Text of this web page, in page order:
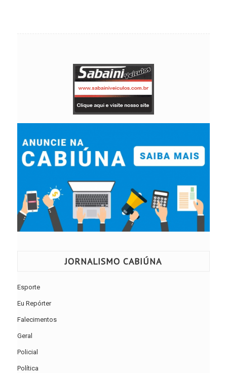
JORNALISMO CABIÚNA
Esporte
Eu Repórter
Falecimentos
Geral
Policial
Política